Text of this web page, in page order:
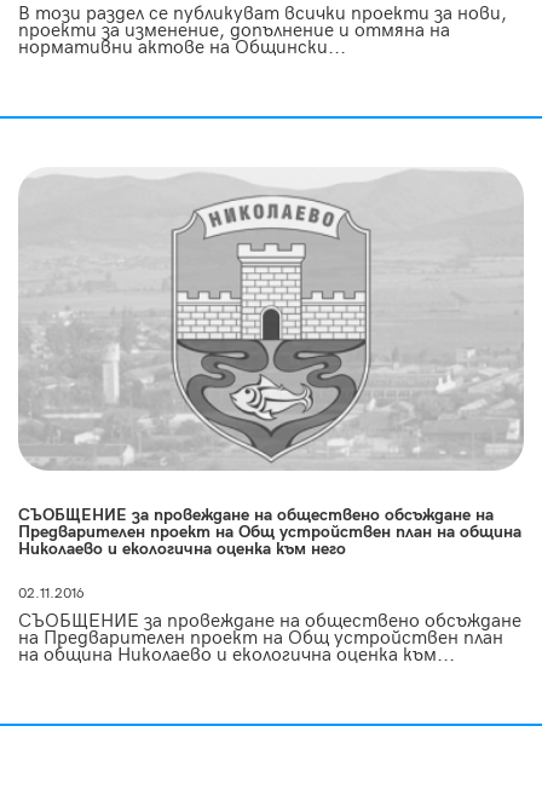
В този раздел се публикуват всички проекти за нови,
проекти за изменение, допълнение и отмяна на
нормативни актове на Общински...
СЪОБЩЕНИЕ за провеждане на обществено обсъждане на
Предварителен проект на Общ устройствен план на община
Николаево и екологична оценка към него
02.11.2016
СЪОБЩЕНИЕ за провеждане на обществено обсъждане
на Предварителен проект на Общ устройствен план
на община Николаево и екологична оценка към...